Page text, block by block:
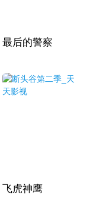
最后的警察
飞虎神鹰